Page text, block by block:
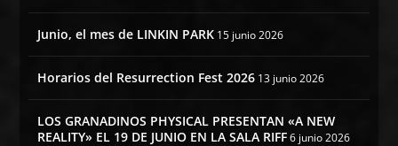
Junio, el mes de LINKIN PARK 15 junio 2026
Horarios del Resurrection Fest 2026 13 junio 2026
LOS GRANADINOS PHYSICAL PRESENTAN «A NEW
REALITY» EL 19 DE JUNIO EN LA SALA RIFF 6 junio 2026